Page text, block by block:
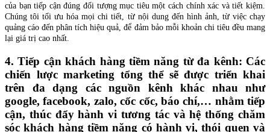
của bạn tiếp cận đúng đối tượng mục tiêu một cách chính xác và tiết kiệm.
Chúng tôi tối ưu hóa mọi chi tiết, từ nội dung đến hình ảnh, từ việc chạy
quảng cáo đến phân tích hiệu quả, để đảm bảo mỗi khoản chi tiêu đều mang
lại giá trị cao nhất.
4. Tiếp cận khách hàng tiềm năng từ đa kênh: Các
chiến lược marketing tổng thể sẽ được triển khai
trên đa dạng các nguồn kênh khác nhau như
google, facebook, zalo, cốc cốc, báo chí,… nhằm tiếp
cận, thúc đẩy hành vi tương tác và hệ thống chăm
sóc khách hàng tiềm năng có hành vi, thói quen và